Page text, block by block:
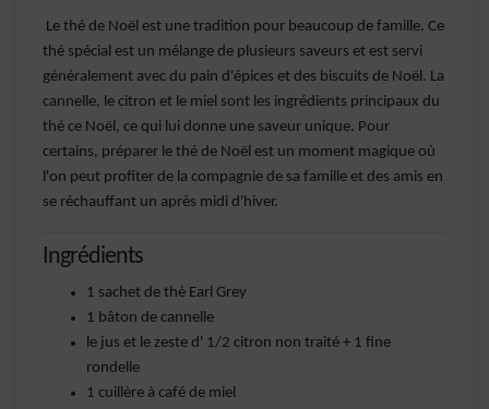
Le thé de Noël est une tradition pour beaucoup de famille. Ce
thé spécial est un mélange de plusieurs saveurs et est servi
généralement avec du pain d'épices et des biscuits de Noël. La
cannelle, le citron et le miel sont les ingrédients principaux du
thé ce Noël, ce qui lui donne une saveur unique. Pour
certains, préparer le thé de Noël est un moment magique où
l'on peut profiter de la compagnie de sa famille et des amis en
se réchauffant un après midi d'hiver.
Ingrédients
1 sachet de thè Earl Grey
1 bâton de cannelle
le jus et le zeste d' 1/2 citron non traité + 1 fine
rondelle
1 cuillère à café de miel